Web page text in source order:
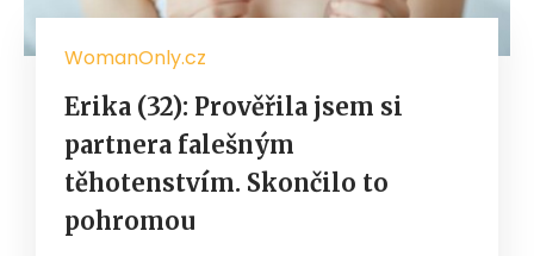
WomanOnly.cz
Erika (32): Prověřila jsem si
partnera falešným
těhotenstvím. Skončilo to
pohromou